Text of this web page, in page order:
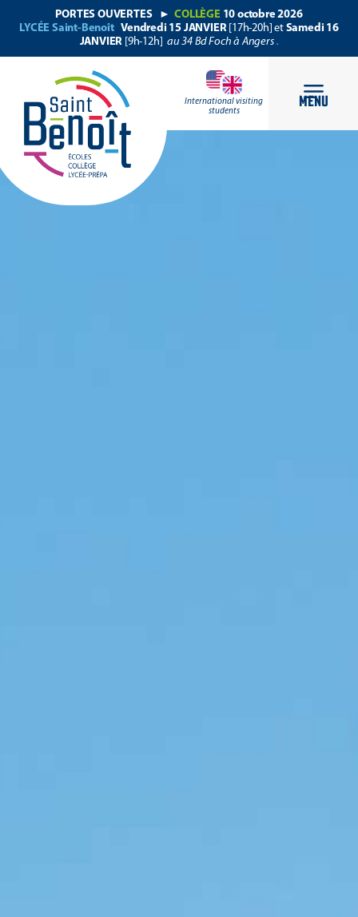
PORTES OUVERTES ►COLLÈGE 10 octobre 2026
LYCÉE Saint-Benoît Vendredi 15 JANVIER [17h-20h] et Samedi 16
JANVIER [9h-12h]au 34 Bd Foch à Angers .
International visiting
International visiting
students
MENU